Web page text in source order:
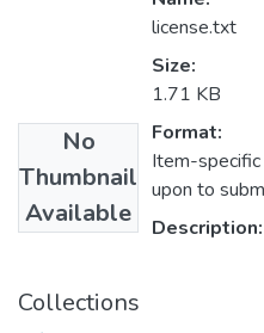
No
Thumbnail
Available
license.txt
Size:
1.71 KB
Format:
Item-
upon to
Description:
Collections